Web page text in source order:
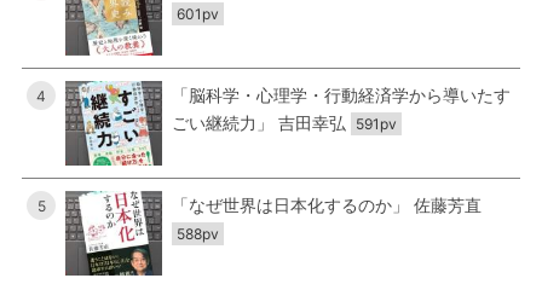
601pv
4
「脳科学・心理学・行動経済学から導いたす
ごい継続力」 吉田幸弘
591pv
5 「なぜ世界は日本化するのか」 佐藤芳直
588pv